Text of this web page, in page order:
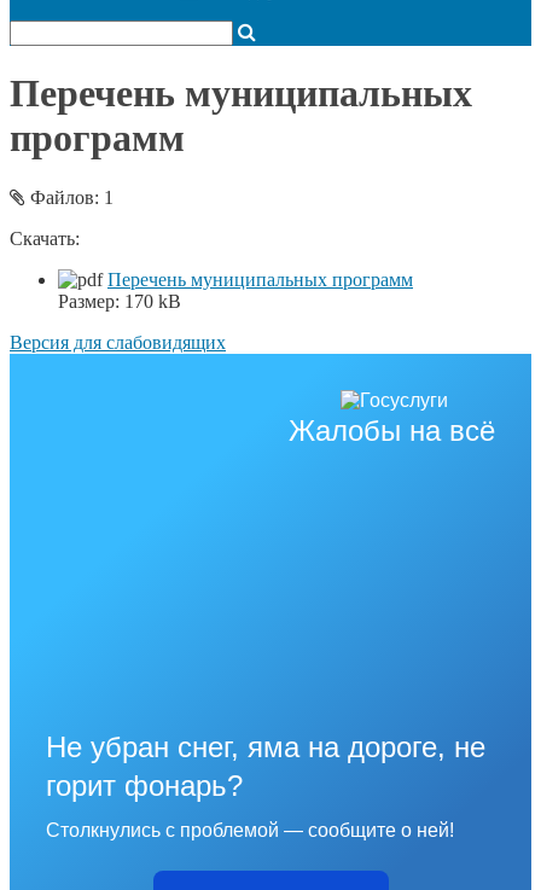
Перечень муниципальных
программ
Файлов: 1
Скачать:
Перечень муниципальных программ
Размер: 170 kB
Версия для слабовидящих
Жалобы на всё
Не убран снег, яма на дороге, не
горит фонарь?
Столкнулись с проблемой — сообщите о ней!